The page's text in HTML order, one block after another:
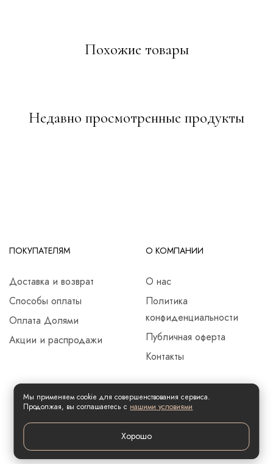
Похожие товары
Недавно просмотренные продукты
ПОКУПАТЕЛЯМ
Доставка и возврат
Способы оплаты
Оплата Долями
Акции и распродажи
О КОМПАНИИ
О нас
Политика
конфиденциальности
Публичная оферта
Контакты
Мы применяем cookie для совершенствования сервиса.
Продолжая, вы соглашаетесь с нашими условиями
Хорошо